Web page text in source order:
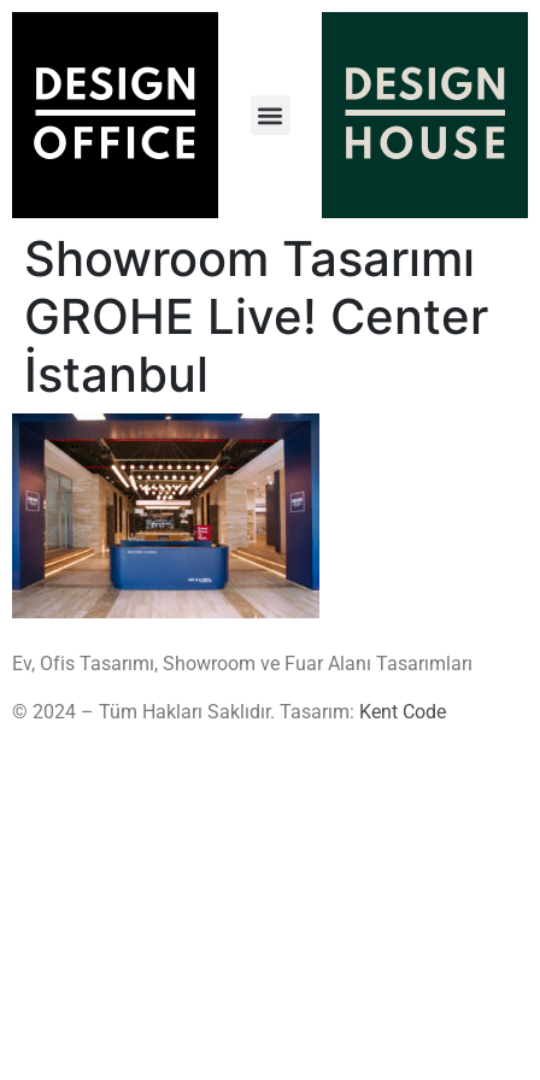
Showroom Tasarımı
GROHE Live! Center
İstanbul
Ev, Ofis Tasarımı, Showroom ve Fuar Alanı Tasarımları
© 2024 – Tüm Hakları Saklıdır. Tasarım: Kent Code